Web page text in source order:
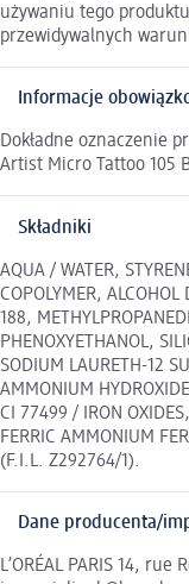
używaniu tego
przewidywalnych
Informacje
Dokładne oznaczenie
Artist Micro Tattoo 105
Składniki
AQUA / WATER,
COPOLYMER, ALCOHOL
188,
PHENOXYETHANOL,
SODIUM LAURETH-12
AMMONIUM
CI 77499 / IRON
FERRIC AMMONIUM
(F.I.L. Z292764/1).
Dane producenta/
L’ORÉAL PARIS 14,